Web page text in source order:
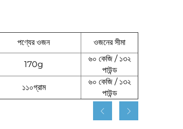
পণ্যের ওজন ওজনের সীমা
170g
৬০ কেজি / ১৩২
পাউন্ড
১১০গ্রাম
৬০ কেজি / ১৩২
পাউন্ড